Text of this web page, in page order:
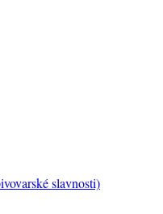
slavnosti)